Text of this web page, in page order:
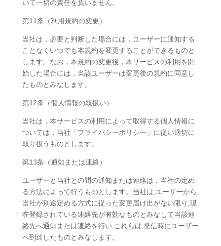
いて一切の責任を負いません。
第11条（利用規約の変更）
当社は，必要と判断した場合には，ユーザーに通知する
ことなくいつでも本規約を変更することができるものと
します。なお，本規約の変更後，本サービスの利用を開
始した場合には，当該ユーザーは変更後の規約に同意し
たものとみなします。
第12条（個人情報の取扱い）
当社は，本サービスの利用によって取得する個人情報に
ついては，当社「プライバシーポリシー」に従い適切に
取り扱うものとします。
第13条（通知または連絡）
ユーザーと当社との間の通知または連絡は，当社の定め
る方法によって行うものとします。当社は,ユーザーから,
当社が別途定める方式に従った変更届け出がない限り,現
在登録されている連絡先が有効なものとみなして当該連
絡先へ通知または連絡を行い,これらは,発信時にユーザー
へ到達したものとみなします。